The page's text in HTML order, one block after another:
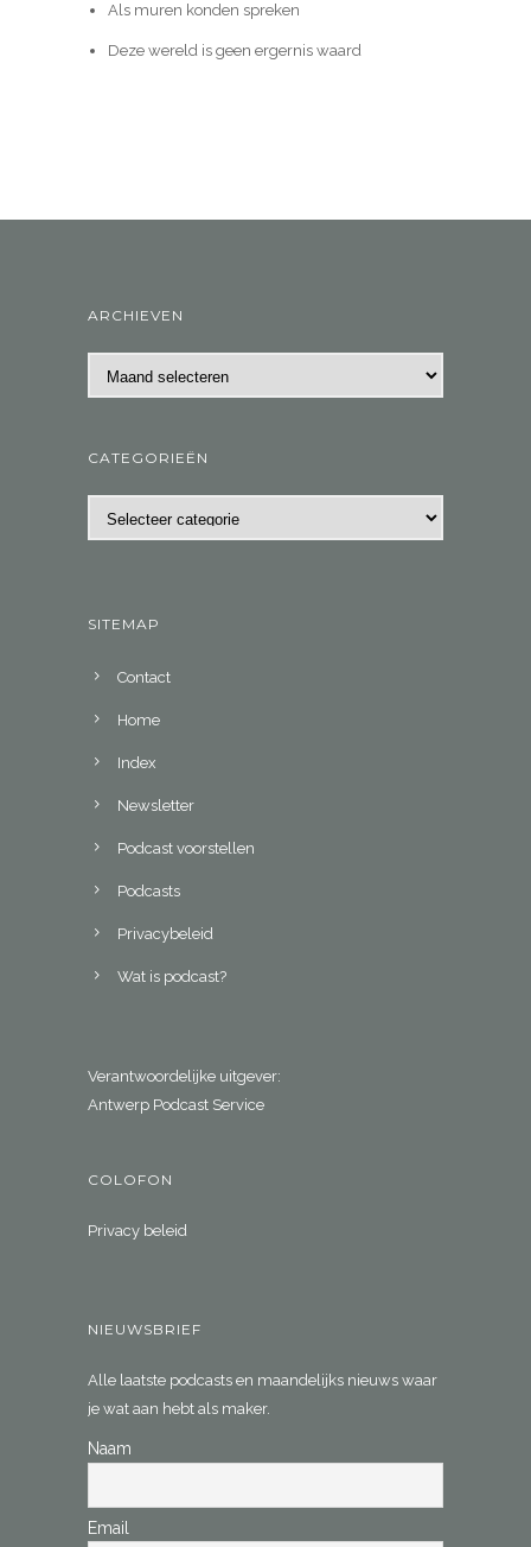
Als muren konden spreken
Deze wereld is geen ergernis waard
ARCHIEVEN
CATEGORIEËN
SITEMAP
Contact
Home
Index
Newsletter
Podcast voorstellen
Podcasts
Privacybeleid
Wat is podcast?
Verantwoordelijke uitgever:
Antwerp Podcast Service
COLOFON
Privacy beleid
NIEUWSBRIEF
Alle laatste podcasts en maandelijks nieuws waar
je wat aan hebt als maker.
Naam
Email